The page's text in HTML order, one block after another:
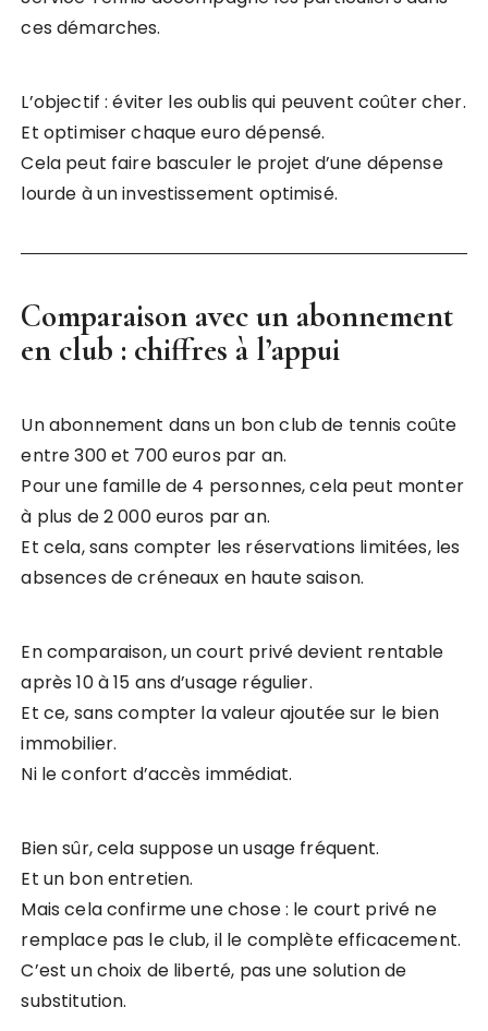
ces démarches.
L’objectif : éviter les oublis qui peuvent coûter cher.
Et optimiser chaque euro dépensé.
Cela peut faire basculer le projet d’une dépense
lourde à un investissement optimisé.
Comparaison avec un abonnement
en club : chiffres à l’appui
Un abonnement dans un bon club de tennis coûte
entre 300 et 700 euros par an.
Pour une famille de 4 personnes, cela peut monter
à plus de 2 000 euros par an.
Et cela, sans compter les réservations limitées, les
absences de créneaux en haute saison.
En comparaison, un court privé devient rentable
après 10 à 15 ans d’usage régulier.
Et ce, sans compter la valeur ajoutée sur le bien
immobilier.
Ni le confort d’accès immédiat.
Bien sûr, cela suppose un usage fréquent.
Et un bon entretien.
Mais cela confirme une chose : le court privé ne
remplace pas le club, il le complète efficacement.
C’est un choix de liberté, pas une solution de
substitution.